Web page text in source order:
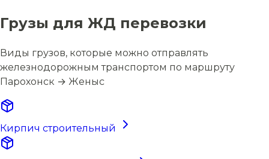
Грузы для ЖД перевозки
Виды грузов, которые можно отправлять
железнодорожным транспортом по маршруту
Парохонск → Женыс
Кирпич строительный